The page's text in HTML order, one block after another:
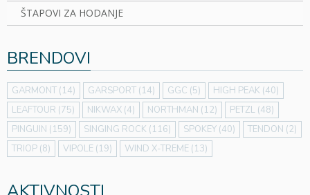
ŠTAPOVI ZA HODANJE
BRENDOVI
GARMONT (14) GARSPORT (14) GGC (5) HIGH PEAK (40)
LEAFTOUR (75) NIKWAX (4) NORTHMAN (12) PETZL (48)
PINGUIN (159) SINGING ROCK (116) SPOKEY (40) TENDON (2)
TRIOP (8) VIPOLE (19) WIND X-TREME (13)